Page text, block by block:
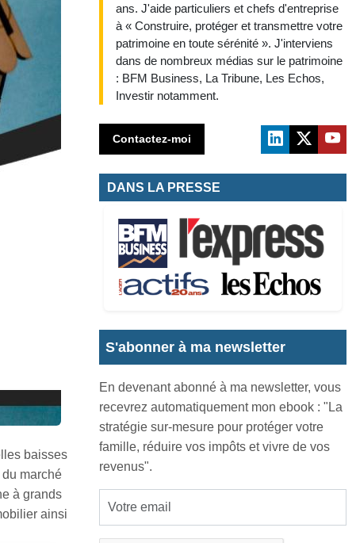
baisses
marché
à grands
ainsi
ans. J'aide particuliers et chefs d'entreprise
à « Construire, protéger et transmettre votre
patrimoine en toute sérénité ». J'interviens
dans de nombreux médias sur le patrimoine
: BFM Business, La Tribune, Les Echos,
Investir notamment.
Contactez-moi
DANS LA PRESSE
S'abonner à ma newsletter
En devenant abonné à ma newsletter, vous
recevrez automatiquement mon ebook : "La
stratégie sur-mesure pour protéger votre
famille, réduire vos impôts et vivre de vos
revenus".